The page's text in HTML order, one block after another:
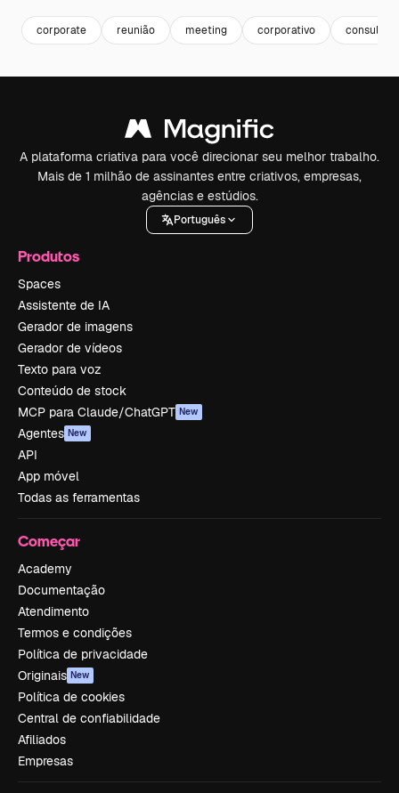
corporate reunião meeting corporativo consulting
A plataforma criativa para você direcionar seu melhor trabalho.
Mais de 1 milhão de assinantes entre criativos, empresas,
agências e estúdios.
Português
Produtos
Spaces
Assistente de IA
Gerador de imagens
Gerador de vídeos
Texto para voz
Conteúdo de stock
MCP para Claude/ChatGPT New
Agentes New
API
App móvel
Todas as ferramentas
Começar
Academy
Documentação
Atendimento
Termos e condições
Política de privacidade
Originais New
Política de cookies
Central de confiabilidade
Afiliados
Empresas